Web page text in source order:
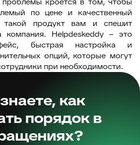
по цене и качественный
такой продукт вам и спешит
компания. Helpdeskeddy – это
быстрая настройка и
опций, которые могут
при необходимости.
как
порядок в